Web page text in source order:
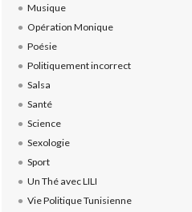
Musique
Opération Monique
Poésie
Politiquement incorrect
Salsa
Santé
Science
Sexologie
Sport
Un Thé avec LILI
Vie Politique Tunisienne